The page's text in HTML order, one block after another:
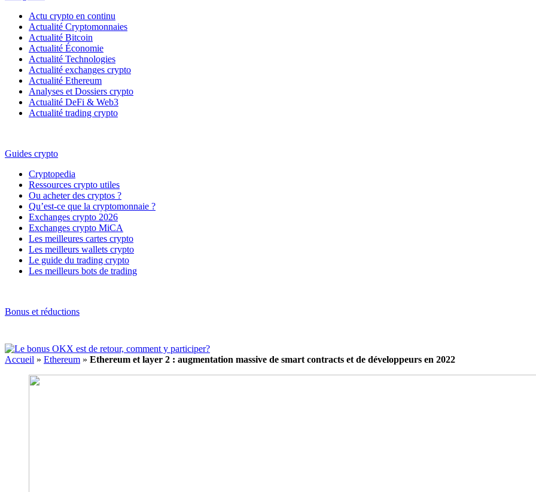
Actu crypto en continu
Actualité Cryptomonnaies
Actualité Bitcoin
Actualité Économie
Actualité Technologies
Actualité exchanges crypto
Actualité Ethereum
Analyses et Dossiers crypto
Actualité DeFi & Web3
Actualité trading crypto
Guides crypto
Cryptopedia
Ressources crypto utiles
Ou acheter des cryptos ?
Qu’est-ce que la cryptomonnaie ?
Exchanges crypto 2026
Exchanges crypto MiCA
Les meilleures cartes crypto
Les meilleurs wallets crypto
Le guide du trading crypto
Les meilleurs bots de trading
Bonus et réductions
Accueil » Ethereum » Ethereum et layer 2 : augmentation massive de smart contracts et de développeurs en 2022